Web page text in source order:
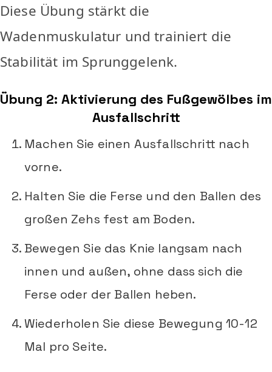
Diese Übung stärkt die
Wadenmuskulatur und trainiert die
Stabilität im Sprunggelenk.
Übung 2: Aktivierung des Fußgewölbes im
Ausfallschritt
Machen Sie einen Ausfallschritt nach
vorne.
Halten Sie die Ferse und den Ballen des
großen Zehs fest am Boden.
Bewegen Sie das Knie langsam nach
innen und außen, ohne dass sich die
Ferse oder der Ballen heben.
Wiederholen Sie diese Bewegung 10-12
Mal pro Seite.